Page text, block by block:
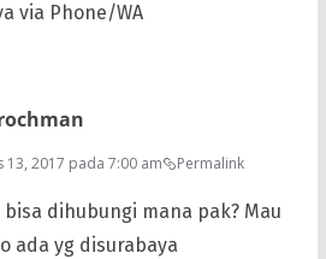
via Phone/WA
13, 2017 pada 7:00 am Permalink
bisa dihubungi mana pak? Mau
ada yg disurabaya